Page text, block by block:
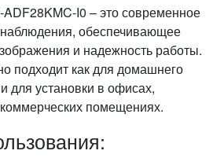
I0 – это современное
обеспечивающее
и надежность работы.
подходит как для домашнего
для установки в офисах,
помещениях.